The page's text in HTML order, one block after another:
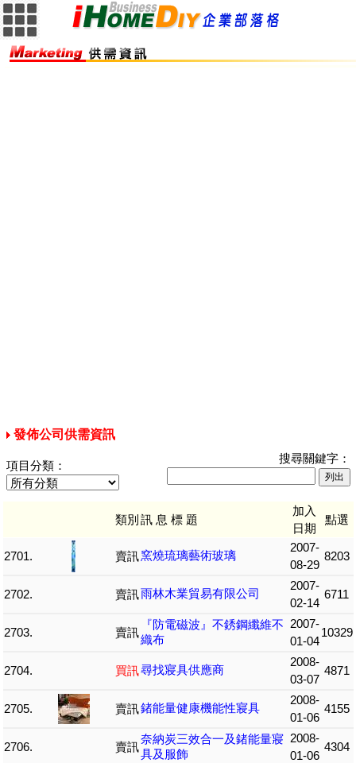
發佈公司供需資訊
項目分類：
搜尋關鍵字：
類別 訊 息 標 題
加入
日期
點選
2701. 賣訊 窯燒琉璃藝術玻璃
2007-
08-29
8203
2702. 賣訊雨林木業貿易有限公司
2007-
02-14
6711
2703. 賣訊
『防電磁波』不銹鋼纖維不
織布
2007-
01-04
10329
2704. 買訊尋找寢具供應商
2008-
03-07
4871
2705. 賣訊鍺能量健康機能性寢具
2008-
01-06
4155
2706. 賣訊
奈納炭三效合一及鍺能量寢
具及服飾
2008-
01-06
4304